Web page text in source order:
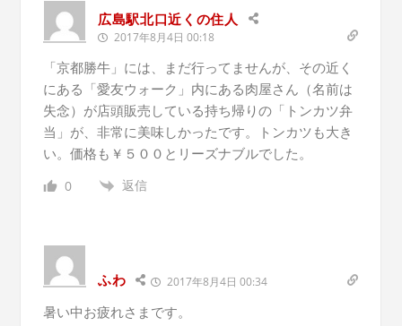
広島駅北口近くの住人
2017年8月4日 00:18
「京都勝牛」には、まだ行ってませんが、その近く
にある「愛友ウォーク」内にある肉屋さん（名前は
失念）が店頭販売している持ち帰りの「トンカツ弁
当」が、非常に美味しかったです。トンカツも大き
い。価格も￥５００とリーズナブルでした。
0 返信
ふわ 2017年8月4日 00:34
暑い中お疲れさまです。